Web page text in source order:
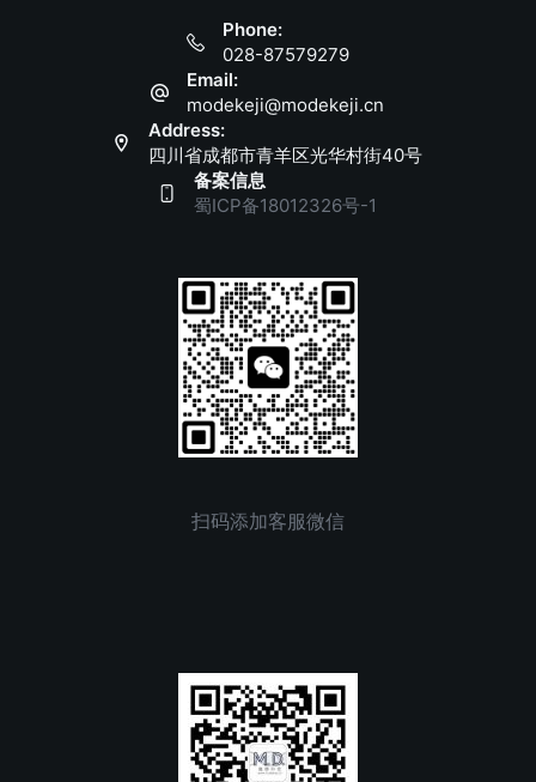
Phone:
028-87579279
Email:
modekeji@modekeji.cn
Address:
四川省成都市青羊区光华村街40号
备案信息
蜀ICP备18012326号-1
扫码添加客服微信